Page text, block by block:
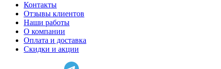
Контакты
Отзывы клиентов
Наши работы
О компании
Оплата и доставка
Скидки и акции